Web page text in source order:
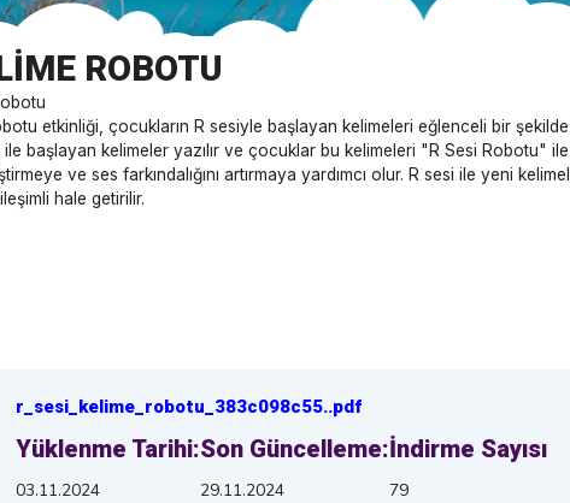
ROBOTU
etkinliği, çocukların R sesiyle başlayan kelimeleri eğlenceli bir
başlayan kelimeler yazılır ve çocuklar bu kelimeleri "R Sesi Robotu"
ve ses farkındalığını artırmaya yardımcı olur. R sesi ile yeni
hale getirilir.
r_sesi_kelime_robotu_383c098c55..pdf
Yüklenme Tarihi:
03.11.2024
Son Güncelleme:
29.11.2024
İndirme Sayısı
79